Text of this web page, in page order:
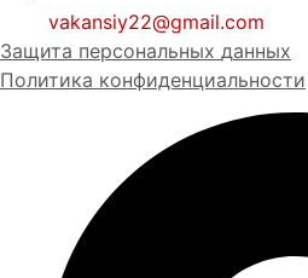
vakansiy22@gmail.com
Защита персональных данных
Политика конфиденциальности